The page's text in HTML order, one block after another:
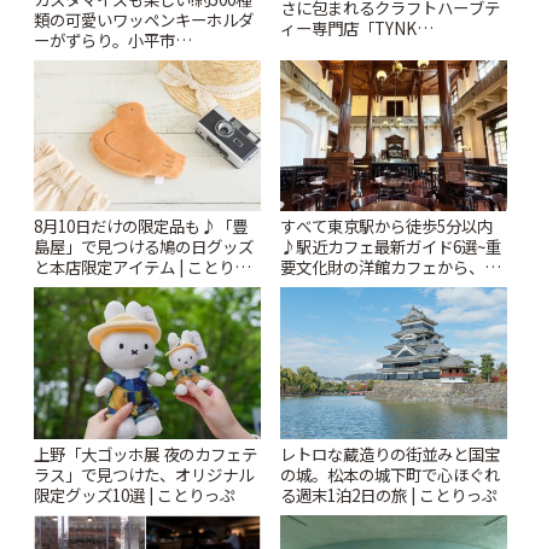
類の可愛いワッペンキーホルダ
ーがずらり。小平市
「Kimamaya T&K」 | ことりっ
さに包まれるクラフトハーブテ
ィー専門店「TYNK
8月10日だけの限定品も♪「豊
島屋」で見つける鳩の日グッズ
と本店限定アイテム | ことりっ
ぷ
すべて東京駅から徒歩5分以内
♪駅近カフェ最新ガイド6選~重
要文化財の洋館カフェから、改
札すぐのレトロ喫茶まで~ | こと
上野「大ゴッホ展 夜のカフェテ
ラス」で見つけた、オリジナル
限定グッズ10選 | ことりっぷ
レトロな蔵造りの街並みと国宝
の城。松本の城下町で心ほぐれ
る週末1泊2日の旅 | ことりっぷ